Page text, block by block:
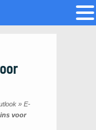
» E-
voor